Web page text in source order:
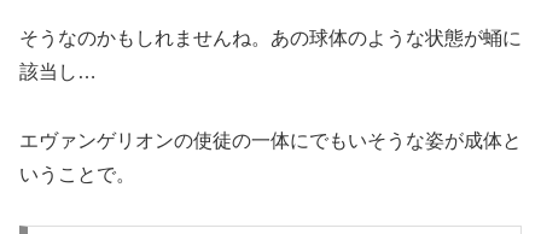
そうなのかもしれませんね。あの球体のような状態が蛹に
該当し…
エヴァンゲリオンの使徒の一体にでもいそうな姿が成体と
いうことで。